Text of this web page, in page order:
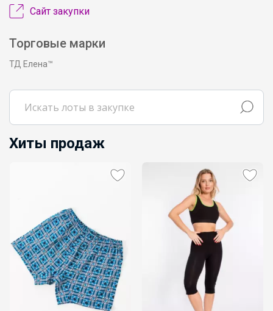
Сайт закупки
Торговые марки
ТД Елена™
Хиты продаж